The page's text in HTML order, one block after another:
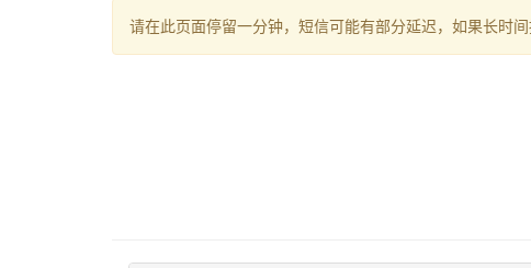
请在此页面停留一分钟，短信可能有部分延迟，如果长时